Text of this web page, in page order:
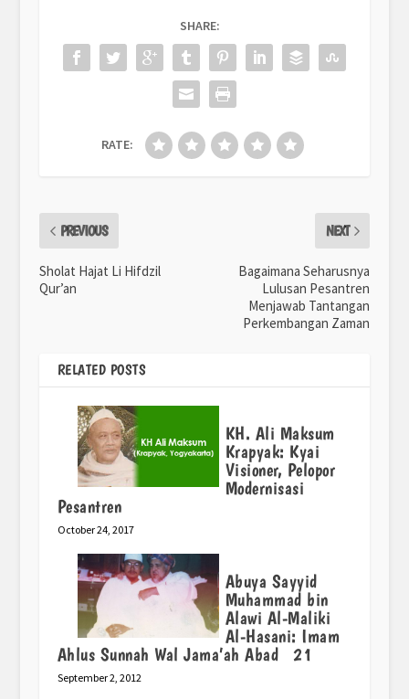
SHARE:
RATE:
PREVIOUS
Sholat Hajat Li Hifdzil
Qur’an
NEXT
Bagaimana Seharusnya
Lulusan Pesantren
Menjawab Tantangan
Perkembangan Zaman
RELATED POSTS
KH. Ali Maksum
Krapyak: Kyai
Visioner, Pelopor
Modernisasi
Pesantren
October 24, 2017
Abuya Sayyid
Muhammad bin
Alawi Al-Maliki
Al-Hasani: Imam
Ahlus Sunnah Wal Jama’ah Abad 21
September 2, 2012